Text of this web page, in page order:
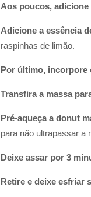
Aos poucos,
Adicione a essência
raspinhas de limão.
Por último, incorpore
Transfira a massa
Pré-aqueça a donut
para não ultrapassar a
Deixe assar por 3
Retire e deixe esfriar